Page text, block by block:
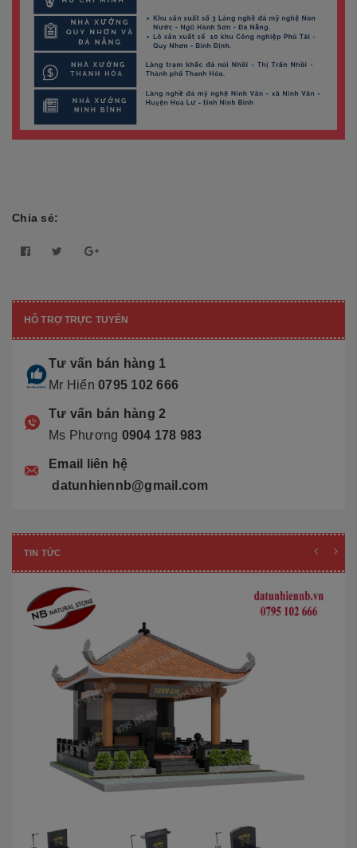
Chia sẻ:
HỖ TRỢ TRỰC TUYẾN
Tư vấn bán hàng 1
Mr Hiển 0795 102 666
Tư vấn bán hàng 2
Ms Phương 0904 178 983
Email liên hệ
datunhiennb@gmail.com
TIN TỨC